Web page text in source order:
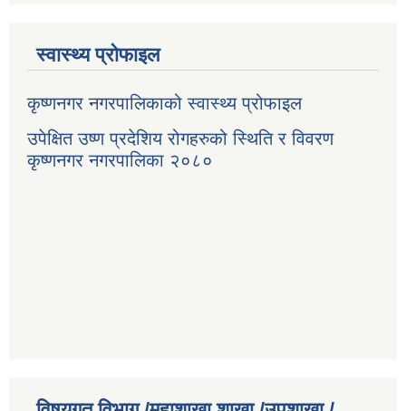
स्वास्थ्य प्रोफाइल
कृष्णनगर नगरपालिकाको स्वास्थ्य प्रोफाइल
उपेक्षित उष्ण प्रदेशिय रोगहरुको स्थिति र विवरण
कृष्णनगर नगरपालिका २०८०